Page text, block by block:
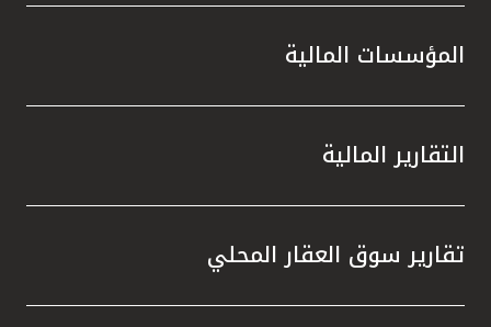
المؤسسات المالية
التقارير المالية
تقارير سوق العقار المحلي